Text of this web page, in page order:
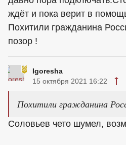
ждёт и пока верит в
Похитили гражданина
позор !
Igoresha
15 октября 2021 16:22
Похитили гражданина
Соловьев чето шумел,